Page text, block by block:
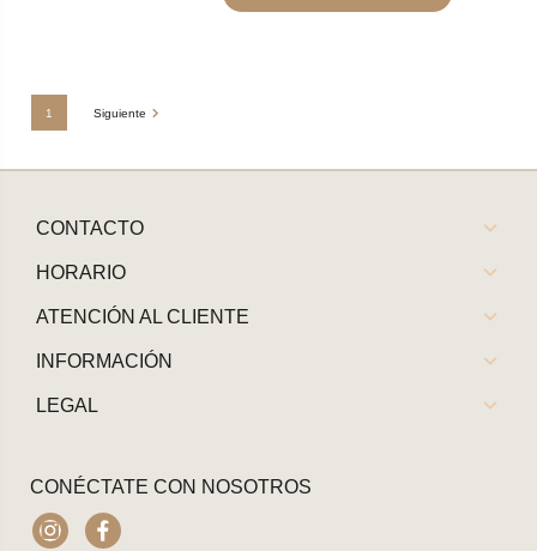
1 Siguiente
CONTACTO
HORARIO
ATENCIÓN AL CLIENTE
INFORMACIÓN
LEGAL
CONÉCTATE CON NOSOTROS
InstagramFacebook